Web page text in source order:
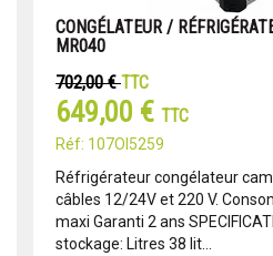
CONGÉLATEUR /
MR040
702,00 €TTC
649,00 € TTC
Réf: 107OI5259
Réfrigérateur congélateur
câbles 12/24V et 220 V.
maxi Garanti 2 ans
stockage: Litres 38 lit...